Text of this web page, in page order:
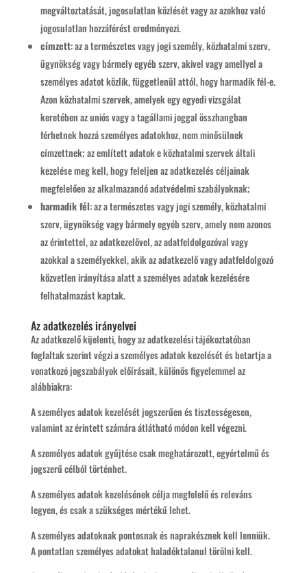
megváltoztatását, jogosulatlan közlését vagy az azokhoz való
jogosulatlan hozzáférést eredményezi.
címzett: az a természetes vagy jogi személy, közhatalmi szerv,
ügynökség vagy bármely egyéb szerv, akivel vagy amellyel a
személyes adatot közlik, függetlenül attól, hogy harmadik fél-e.
Azon közhatalmi szervek, amelyek egy egyedi vizsgálat
keretében az uniós vagy a tagállami joggal összhangban
férhetnek hozzá személyes adatokhoz, nem minősülnek
címzettnek; az említett adatok e közhatalmi szervek általi
kezelése meg kell, hogy feleljen az adatkezelés céljainak
megfelelően az alkalmazandó adatvédelmi szabályoknak;
harmadik fél: az a természetes vagy jogi személy, közhatalmi
szerv, ügynökség vagy bármely egyéb szerv, amely nem azonos
az érintettel, az adatkezelővel, az adatfeldolgozóval vagy
azokkal a személyekkel, akik az adatkezelő vagy adatfeldolgozó
közvetlen irányítása alatt a személyes adatok kezelésére
felhatalmazást kaptak.
Az adatkezelés irányelvei
Az adatkezelő kijelenti, hogy az adatkezelési tájékoztatóban
foglaltak szerint végzi a személyes adatok kezelését és betartja a
vonatkozó jogszabályok előírásait, különös figyelemmel az
alábbiakra:
A személyes adatok kezelését jogszerűen és tisztességesen,
valamint az érintett számára átlátható módon kell végezni.
A személyes adatok gyűjtése csak meghatározott, egyértelmű és
jogszerű célból történhet.
A személyes adatok kezelésének célja megfelelő és releváns
legyen, és csak a szükséges mértékű lehet.
A személyes adatoknak pontosnak és naprakésznek kell lenniük.
A pontatlan személyes adatokat haladéktalanul törölni kell.